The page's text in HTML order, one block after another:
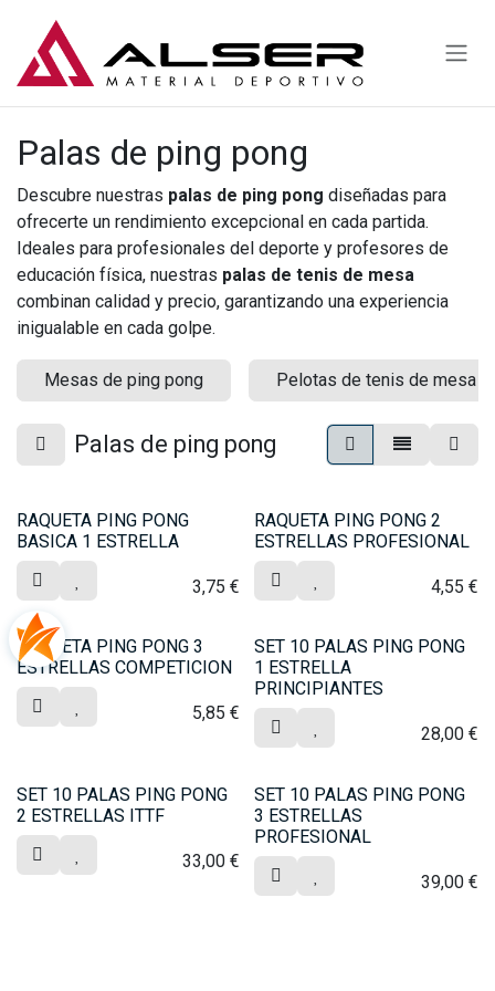
Palas de ping pong
Descubre nuestras palas de ping pong diseñadas para
ofrecerte un rendimiento excepcional en cada partida.
Ideales para profesionales del deporte y profesores de
educación física, nuestras palas de tenis de mesa
combinan calidad y precio, garantizando una experiencia
inigualable en cada golpe.
Mesas de ping pong Pelotas de tenis de mesa
Palas de ping pong
RAQUETA PING PONG
BASICA 1 ESTRELLA
3,75 €
RAQUETA PING PONG 2
ESTRELLAS PROFESIONAL
4,55 €
RAQUETA PING PONG 3
ESTRELLAS COMPETICION
5,85 €
SET 10 PALAS PING PONG
1 ESTRELLA
PRINCIPIANTES
28,00€
SET 10 PALAS PING PONG
2 ESTRELLAS ITTF
33,00 €
SET 10 PALAS PING PONG
3 ESTRELLAS
PROFESIONAL
39,00€